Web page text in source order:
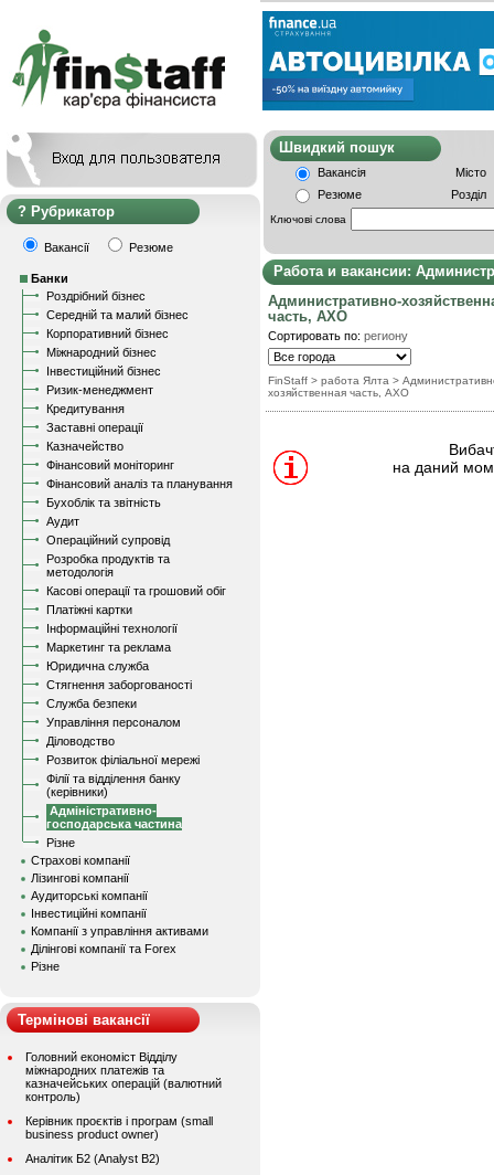
Рубрикатор
Вакансії Резюме
Банки
Роздрібний бізнес
Середній та малий бізнес
Корпоративний бізнес
Міжнародний бізнес
Інвестиційний бізнес
Ризик-менеджмент
Кредитування
Заставні операції
Казначейство
Фінансовий моніторинг
Фінансовий аналіз та планування
Бухоблік та звітність
Аудит
Операційний супровід
Розробка продуктів та
методологія
Касові операції та грошовий обіг
Платіжні картки
Інформаційні технології
Маркетинг та реклама
Юридична служба
Стягнення заборгованості
Служба безпеки
Управління персоналом
Діловодство
Розвиток філіальної мережі
Філії та відділення банку
(керівники)
Адміністративно-
господарська частина
Різне
Страхові компанії
Лізингові компанії
Аудиторські компанії
Інвестиційні компанії
Компанії з управління активами
Ділінгові компанії та Forex
Різне
Термінові вакансії
Головний економіст Відділу
міжнародних платежів та
казначейських операцій (валютний
контроль)
Керівник проєктів і програм (small
business product owner)
Аналітик Б2 (Analyst B2)
Швидкий
Вакансія
Місто
Резюме
Розділ
Ключові слова
Работа и вакансии:
Административно-
часть, АХО
Сортировать по: региону
FinStaff > работа Ялта >
хозяйственная часть, АХО
на даний